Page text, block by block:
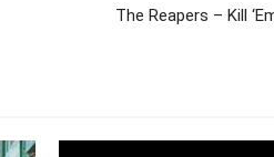
The Reapers – Kill